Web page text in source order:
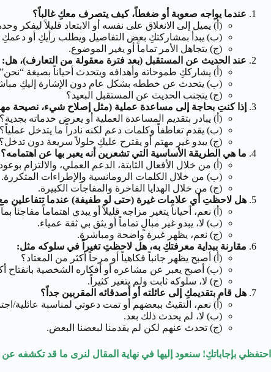
عندما يواجه صعوبة أو ضغطاً، كيف يتصرف معكِ غالباً؟
(أ) يميل إلى الانغلاق على نفسه أو الابتعاد قليلاً ليفكر
(ب) يبدأ بمشاركتكِ بعض التفاصيل ويطلب رأيكِ أو
(ج) يتجاهل الأمر تماماً أو يغير الموضوع.
عند الحديث عن المستقبل (بعد فترة معقولة من التعارف)، هل:
(أ) يشارككِ طموحاته وأهدافه ويتحدث أحياناً بصيغة
(ب) يتحدث عن خططه بشكل عام دون الإشارة إليكِ
(ج) يتجنب الحديث عن المستقبل البعيد؟
إذا كنتِ بحاجة إلى مساعدة عملية (مثل إصلاح شيء، نصيحة
(أ) يبادر بتقديم المساعدة العملية أو يعرض خدماته بجدية؟
(ب) يقدم تعاطفاً وكلمات دعم لكنه نادراً ما يتدخل عملياً؟
(ج) يبدو غير مهتم أو يقترح عليكِ حلولاً سريعة دون تدخل؟
ما هي الطريقة الأساسية التي تشعرين أنه يعبر بها عن اهتمامه؟
(أ) من خلال الأفعال الثابتة، الدعم العملي، والالتزام
(ب) من خلال الكلمات الرومانسية والإطراءات المتكررة.
(ج) من خلال الهدايا الفاخرة والمفاجآت الكبيرة.
هل لاحظتِ أي علامات غيرة (حتى لو طفيفة) عندما تتفاعلين
(أ) نعم، أحياناً يتغير مزاجه قليلاً أو يبدي اهتماماً مفاجئاً
(ب) لا، يبدو غير مبالٍ تماماً أو يثق بي ثقة عمياء.
(ج) نعم، يظهر غيرة واضحة ومباشرة.
مقارنة ببداية معرفتكِ به، هل لاحظتِ تغيراً في سلوكه مثل:
(أ) أصبح يظهر جانباً فكاهياً أو مرحاً أكثر من المعتاد؟
(ب) أصبح يعبر عن مشاعره أو أفكاره الشخصية بانفتاح
(ج) لا، سلوكه ثابت ولم يتغير كثيراً.
هل قام بتقديمكِ إلى عائلته أو أصدقائه المقربين جداً؟
(أ) نعم، التقيتُ ببعضهم أو تمت دعوتي لمناسبة عائلية/
(ب) لا، لم يحدث ذلك بعد.
(ج) تحدث عنهم لكن لم يقدمنا لبعضنا البعض.
احتفظي بإجاباتكِ! سنعود إليها في نهاية المقال لنرى ما قد تكشفه